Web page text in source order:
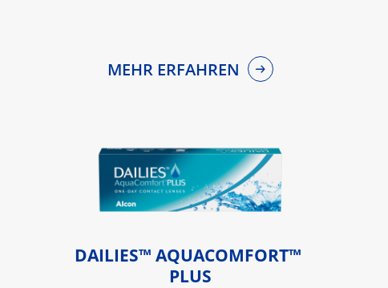
MEHR ERFAHREN
DAILIES™ AQUACOMFORT™
PLUS